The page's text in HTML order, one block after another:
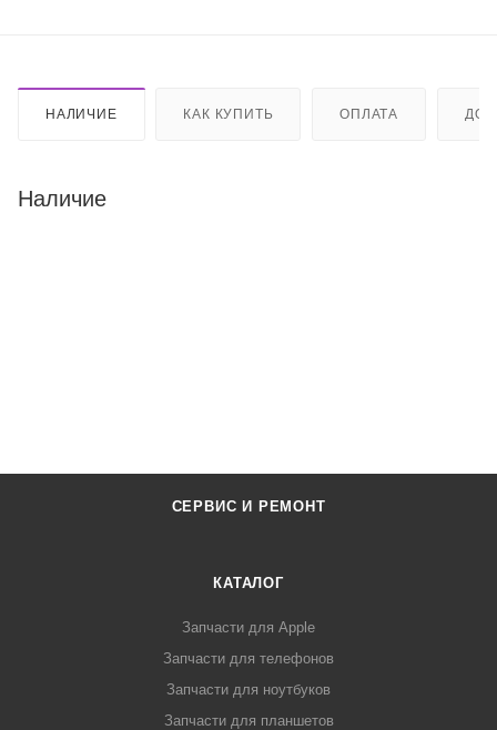
НАЛИЧИЕ КАК КУПИТЬ ОПЛАТА
Наличие
СЕРВИС И РЕМОНТ
КАТАЛОГ
Запчасти для Apple
Запчасти для телефонов
Запчасти для ноутбуков
Запчасти для планшетов